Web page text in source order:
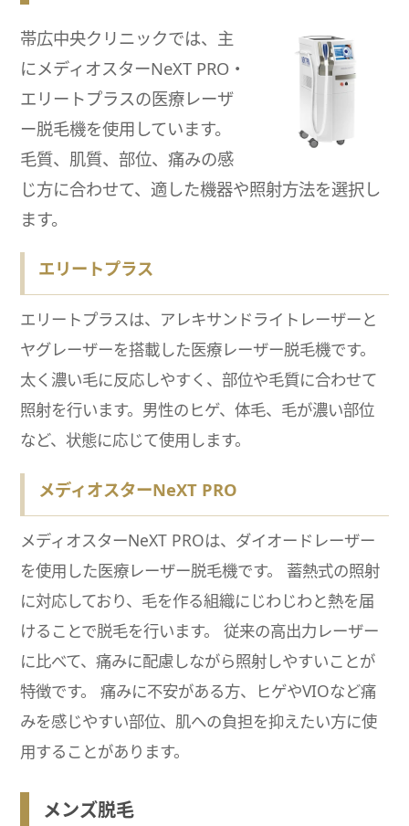
帯広中央クリニックでは、主
にメディオスターNeXT PRO・
エリートプラスの医療レーザ
ー脱毛機を使用しています。
毛質、肌質、部位、痛みの感
じ方に合わせて、適した機器や照射方法を選択し
ます。
エリートプラス
エリートプラスは、アレキサンドライトレーザーと
ヤグレーザーを搭載した医療レーザー脱毛機です。
太く濃い毛に反応しやすく、部位や毛質に合わせて
照射を行います。男性のヒゲ、体毛、毛が濃い部位
など、状態に応じて使用します。
メディオスターNeXT PRO
メディオスターNeXT PROは、ダイオードレーザー
を使用した医療レーザー脱毛機です。 蓄熱式の照射
に対応しており、毛を作る組織にじわじわと熱を届
けることで脱毛を行います。 従来の高出力レーザー
に比べて、痛みに配慮しながら照射しやすいことが
特徴です。 痛みに不安がある方、ヒゲやVIOなど痛
みを感じやすい部位、肌への負担を抑えたい方に使
用することがあります。
メンズ脱毛